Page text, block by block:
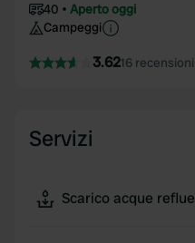
40
Aperto oggi
Campeggi
3.6216 recensioni
Servizi
Scarico acque reflue